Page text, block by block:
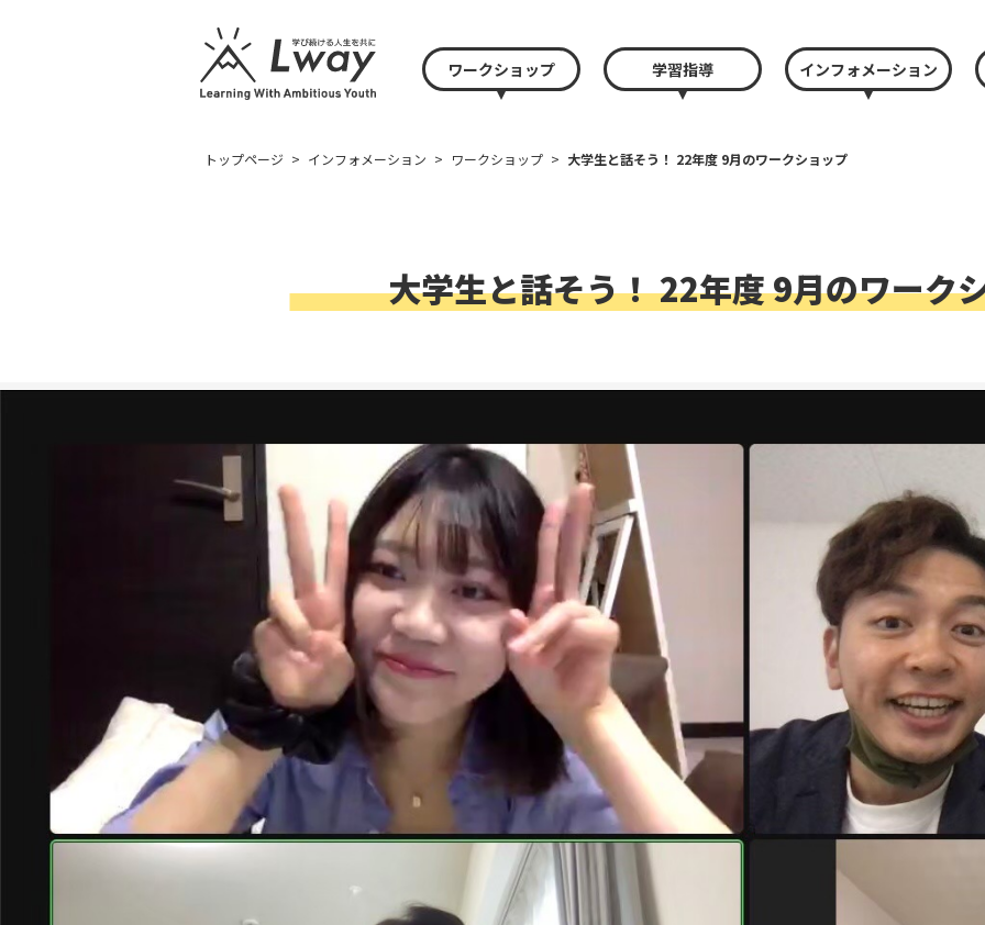
ワークショップ 学習指導 インフォメーション
トップページ > インフォメーション > ワークショップ > 大学生と話そう！ 22年度 9月のワークショップ
大学生と話そう！ 22年度 9月のワーク